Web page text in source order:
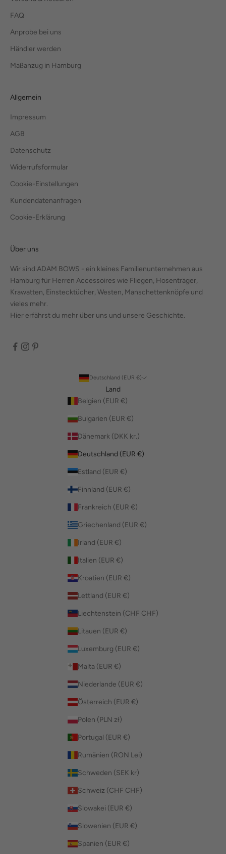
FAQ
Anprobe bei uns
Händler werden
Maßanzug in Hamburg
Allgemein
Impressum
AGB
Datenschutz
Widerrufsformular
Cookie-Einstellungen
Kundendatenanfragen
Cookie-Erklärung
Über uns
Wir sind ADAM BOWS - ein kleines Familienunternehmen aus
Hamburg für Herren Accessoires wie Fliegen, Hosenträger,
Krawatten, Einstecktücher, Westen, Manschettenknöpfe und
vieles mehr.
Hier erfährst du mehr über uns und unsere Geschichte.
Deutschland (EUR €)
Land
Belgien (EUR €)
Bulgarien (EUR €)
Dänemark (DKK kr.)
Deutschland (EUR €)
Estland (EUR €)
Finnland (EUR €)
Frankreich (EUR €)
Griechenland (EUR €)
Irland (EUR €)
Italien (EUR €)
Kroatien (EUR €)
Lettland (EUR €)
Liechtenstein (CHF CHF)
Litauen (EUR €)
Luxemburg (EUR €)
Malta (EUR €)
Niederlande (EUR €)
Österreich (EUR €)
Polen (PLN zł)
Portugal (EUR €)
Rumänien (RON Lei)
Schweden (SEK kr)
Schweiz (CHF CHF)
Slowakei (EUR €)
Slowenien (EUR €)
Spanien (EUR €)